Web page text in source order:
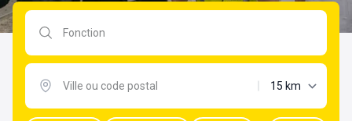
Rechercher par fonction
distance